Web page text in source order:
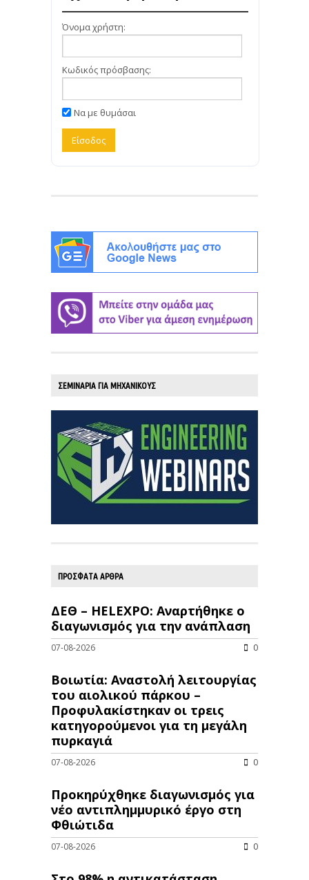
Όνομα χρήστη:
Κωδικός πρόσβασης:
Να με θυμάσαι
ΣΕΜΙΝΑΡΙΑ ΓΙΑ ΜΗΧΑΝΙΚΟΥΣ
ΠΡΟΣΦΑΤΑ ΑΡΘΡΑ
ΔΕΘ – HELEXPO: Αναρτήθηκε ο
διαγωνισμός για την ανάπλαση
07-08-2026 0
Βοιωτία: Αναστολή λειτουργίας
του αιολικού πάρκου –
Προφυλακίστηκαν οι τρεις
κατηγορούμενοι για τη μεγάλη
πυρκαγιά
07-08-2026 0
Προκηρύχθηκε διαγωνισμός για
νέo αντιπλημμυρικό έργο στη
Φθιώτιδα
07-08-2026 0